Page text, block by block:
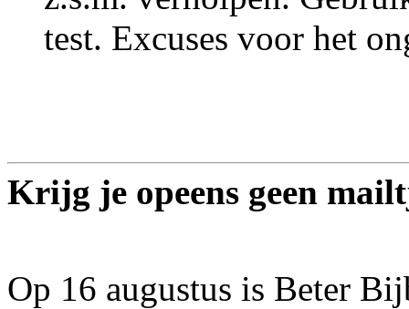
test. Excuses voor het
Krijg je opeens geen
Op 16 augustus is Beter